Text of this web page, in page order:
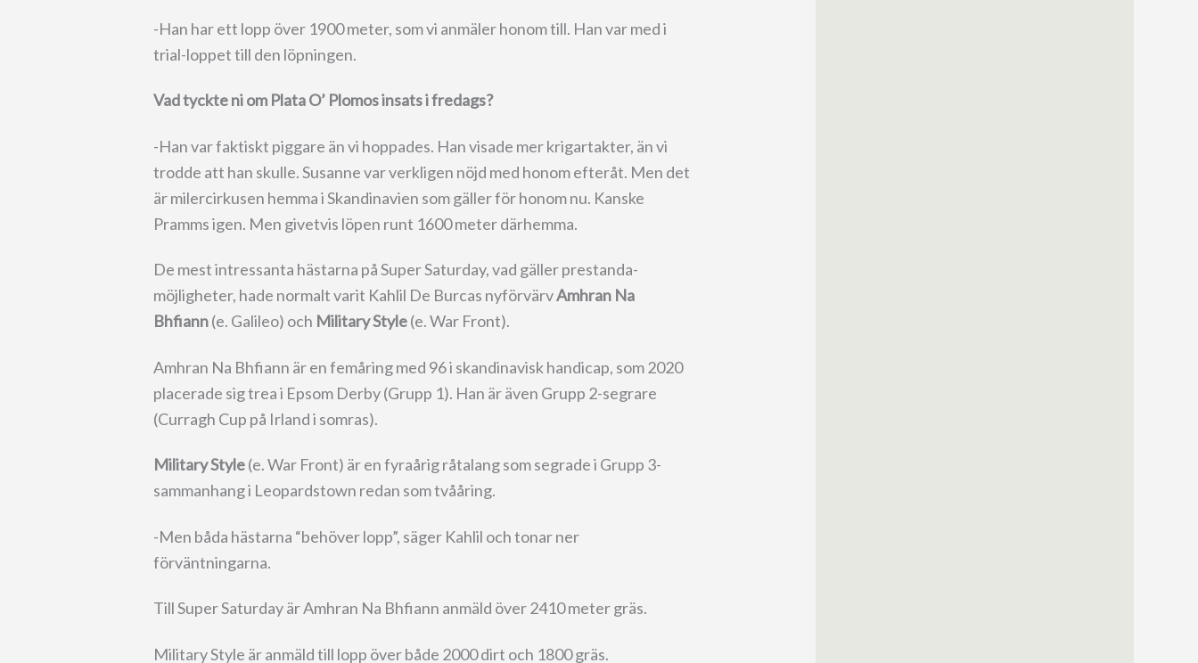
-Han har ett lopp över 1900 meter, som vi anmäler honom till. Han var med i
trial-loppet till den löpningen.
Vad tyckte ni om Plata O’ Plomos insats i fredags?
-Han var faktiskt piggare än vi hoppades. Han visade mer krigartakter, än vi
trodde att han skulle. Susanne var verkligen nöjd med honom efteråt. Men det
är milercirkusen hemma i Skandinavien som gäller för honom nu. Kanske
Pramms igen. Men givetvis löpen runt 1600 meter därhemma.
De mest intressanta hästarna på Super Saturday, vad gäller prestanda-
möjligheter, hade normalt varit Kahlil De Burcas nyförvärvAmhran Na
Bhfiann(e. Galileo) och Military Style(e. War Front).
Amhran Na Bhfiann är en femåring med 96 i skandinavisk handicap, som 2020
placerade sig trea i Epsom Derby (Grupp 1). Han är även Grupp 2-segrare
(Curragh Cup på Irland i somras).
Military Style(e. War Front) är en fyraårig råtalang som segrade i Grupp 3-
sammanhang i Leopardstown redan som tvååring.
-Men båda hästarna “behöver lopp”, säger Kahlil och tonar ner
förväntningarna.
Till Super Saturday är Amhran Na Bhfiann anmäld över 2410 meter gräs.
Military Style är anmäld till lopp över både 2000 dirt och 1800 gräs.